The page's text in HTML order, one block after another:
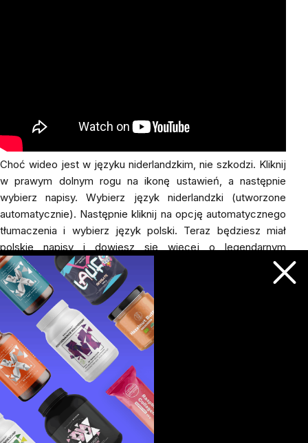
Choć wideo jest w języku niderlandzkim, nie szkodzi. Kliknij
w prawym dolnym rogu na ikonę ustawień, a następnie
wybierz napisy. Wybierz język niderlandzki (utworzone
automatycznie). Następnie kliknij na opcję automatycznego
tłumaczenia i wybierz język polski. Teraz będziesz miał
polskie napisy i dowiesz się więcej o legendarnym
eksperymencie z endotoksyną.
W 2017 roku zbadano skuteczność metody Wima Hofa w
łagodzeniu ostrych objawów choroby wysokogórskiej (AMS
- choroba spowodowana wysokością i objawiająca się
bólem głowy, nudnościami, wymiotami i otępieniem). Grupa
26 turystów zastosowała tę technikę podczas wspinaczki
na Kilimandżaro. Przypadek Hofa z 2017 roku wykazał, że
jest w stanie tolerować ekstremalne zimno, wywołując
sztuczną reakcję stresową w swoim ciele. Naukowcy
odkryli, że w radzeniu sobie ze stresującą sytuacją w